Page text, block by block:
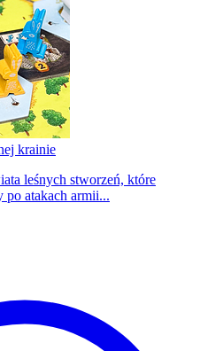
krainie
leśnych stworzeń, które
po atakach armii...